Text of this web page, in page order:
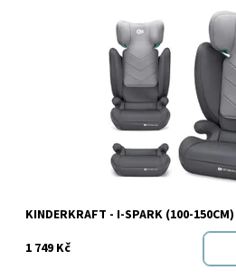
KINDERKRAFT - I-SPARK (100-150CM)
1 749 Kč